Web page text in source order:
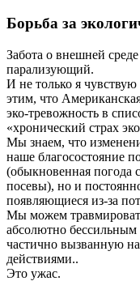
Борьба за
Забота о внешней
парализующий.
И не только я
этим, что
эко-тревожность в
«хронический страх
Мы знаем, что
наше благосостояние
(обыкновенная погода
посевы), но и
появляющиеся из-за
Мы можем
абсолютно
частично вызванную
действиями..
Это ужас.